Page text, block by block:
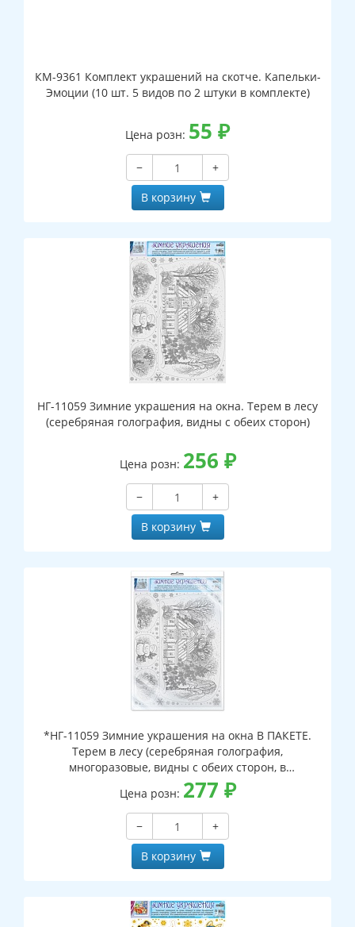
КМ-9361 Комплект украшений на скотче. Капельки-
Эмоции (10 шт. 5 видов по 2 штуки в комплекте)
Цена розн: 55 ₽
−
+
В корзину
НГ-11059 Зимние украшения на окна. Терем в лесу
(серебряная голография, видны с обеих сторон)
Цена розн: 256 ₽
−
+
В корзину
*НГ-11059 Зимние украшения на окна В ПАКЕТЕ.
Терем в лесу (серебряная голография,
многоразовые, видны с обеих сторон, в
индивидуальном пакете, с европодвесом и клеевым
клапаном)
Цена розн: 277 ₽
−
+
В корзину